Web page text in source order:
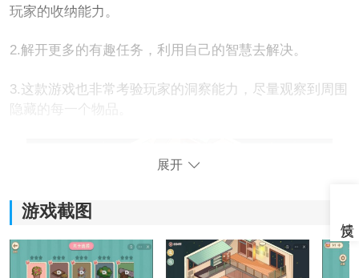
玩家的收纳能力。
2.解开更多的有趣任务，利用自己的智慧去解决。
3.这款游戏也非常考验玩家的洞察能力，尽量观察到周围
隐藏的每一个物品。
展开
游戏截图